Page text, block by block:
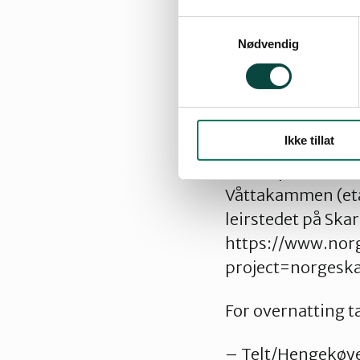
Nødvendig
Ikke tillat
Mat og ved til
(og frokost, hvis
Oppmøte på
ikke skal
Våttakammen
leirstedet på
https://
For overnatting
– Telt/